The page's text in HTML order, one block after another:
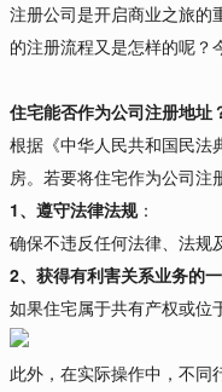
注册公司是开启商业之旅的
的注册流程又是怎样的呢？
住宅能否作为公司注册地址
根据《中华人民共和国民法
房。若要将住宅作为公司注
1、遵守法律法规：
确保不违反任何法律、法规
2、获得有利害关系业务的
如果住宅属于共有产权或位
此外，在实际操作中，不同